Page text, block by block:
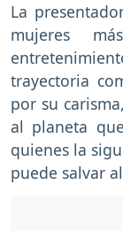
La
mujeres
trayectoria
por su
al planeta
quienes la
puede salvar